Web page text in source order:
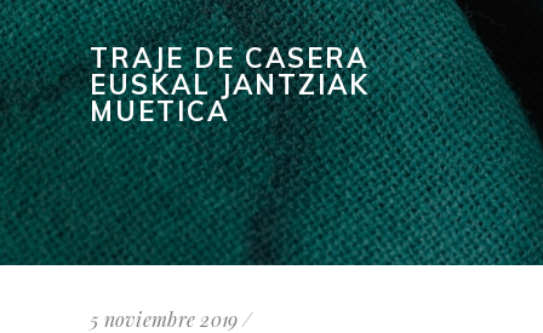
TRAJE DE CASERA
EUSKAL JANTZIAK
MUETICA
5 noviembre 2019